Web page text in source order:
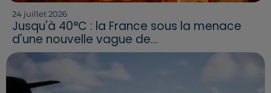
24 juillet 2026
Jusqu'à 40°C : la France sous la menace
d'une nouvelle vague de...